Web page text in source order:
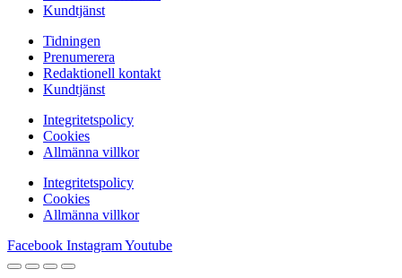
Kundtjänst
Tidningen
Prenumerera
Redaktionell kontakt
Kundtjänst
Integritetspolicy
Cookies
Allmänna villkor
Integritetspolicy
Cookies
Allmänna villkor
Facebook InstagramYoutube